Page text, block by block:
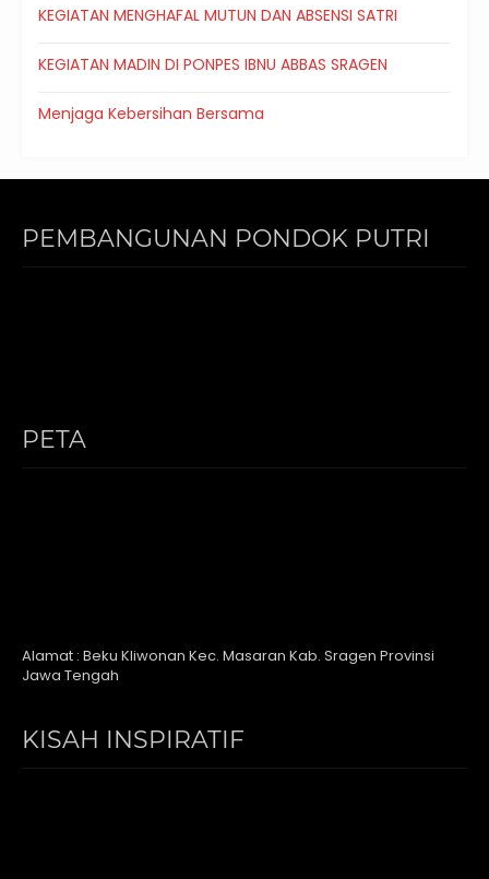
KEGIATAN MENGHAFAL MUTUN DAN ABSENSI SATRI
KEGIATAN MADIN DI PONPES IBNU ABBAS SRAGEN
Menjaga Kebersihan Bersama
PEMBANGUNAN PONDOK PUTRI
PETA
Alamat : Beku Kliwonan Kec. Masaran Kab. Sragen Provinsi
Jawa Tengah
KISAH INSPIRATIF